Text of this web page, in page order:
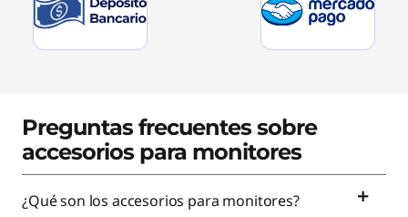
Preguntas frecuentes sobre
accesorios para monitores
¿Qué son los accesorios para monitores?